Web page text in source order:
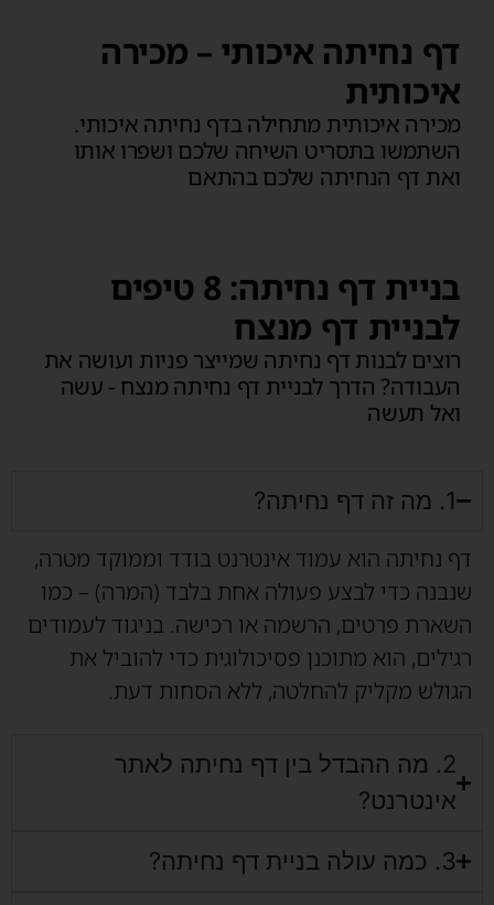
דף נחיתה איכותי – מכירה
איכותית
מכירה איכותית מתחילה בדף נחיתה איכותי.
השתמשו בתסריט השיחה שלכם ושפרו אותו
ואת דף הנחיתה שלכם בהתאם
בניית דף נחיתה: 8 טיפים
לבניית דף מנצח
רוצים לבנות דף נחיתה שמייצר פניות ועושה את
העבודה? הדרך לבניית דף נחיתה מנצח - עשה
ואל תעשה
1. מה זה דף נחיתה?
דף נחיתה הוא עמוד אינטרנט בודד וממוקד מטרה,
שנבנה כדי לבצע פעולה אחת בלבד (המרה) – כמו
השארת פרטים, הרשמה או רכישה. בניגוד לעמודים
רגילים, הוא מתוכנן פסיכולוגית כדי להוביל את
הגולש מקליק להחלטה, ללא הסחות דעת.
2. מה ההבדל בין דף נחיתה לאתר
אינטרנט?
3. כמה עולה בניית דף נחיתה?